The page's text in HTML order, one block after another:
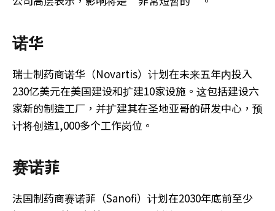
诺华
瑞士制药商诺华（Novartis）计划在未来五年内投入
230亿美元在美国建设和扩建10家设施。这包括建设六
家新的制造工厂，并扩建其在圣地亚哥的研发中心，预
计将创造1,000多个工作岗位。
赛诺菲
法国制药商赛诺菲（Sanofi）计划在2030年底前至少